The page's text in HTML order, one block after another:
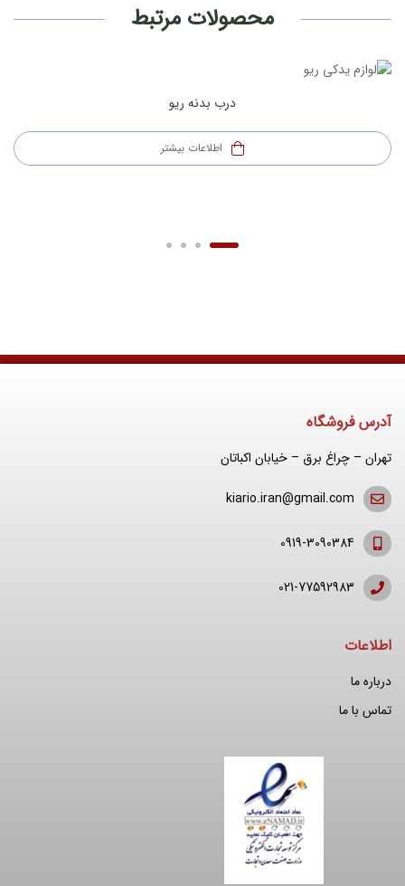
محصولات مرتبط
درب بدنه ریو
اطلاعات بیشتر
آدرس فروشگاه
تهران – چراغ برق – خیابان اکباتان
kiario.iran@gmail.com
0919-3090384
021-77592983
اطلاعات
درباره ما
تماس با ما